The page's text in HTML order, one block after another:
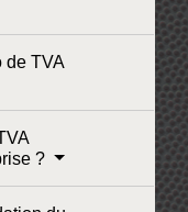
de TVA
?